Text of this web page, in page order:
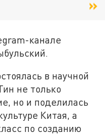
канале
в научной
не только
но и поделилась
Китая, а
по созданию